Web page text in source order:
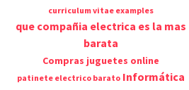
curriculum vitae examples
que compañia electrica es la mas
barata
Compras juguetes online
patinete electrico barato Informática